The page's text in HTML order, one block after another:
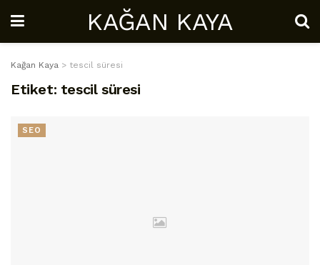
KAĞAN KAYA
Kağan Kaya > tescil süresi
Etiket: tescil süresi
SEO